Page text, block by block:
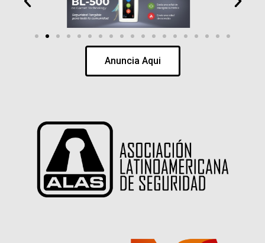
Anuncia Aqui